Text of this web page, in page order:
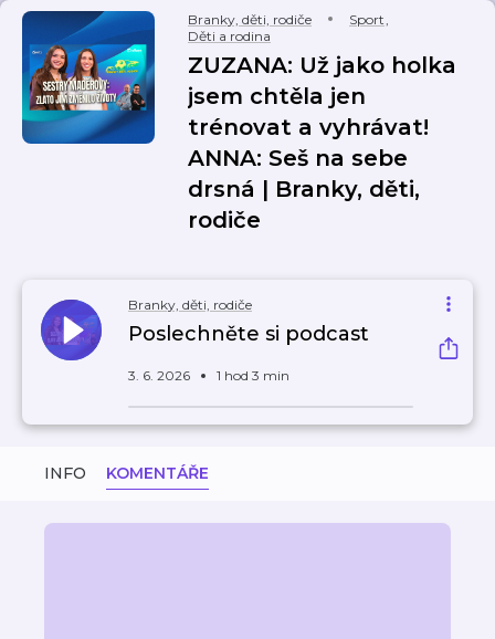
Branky, děti, rodiče Sport,
Děti a rodina
ZUZANA: Už jako holka
jsem chtěla jen
trénovat a vyhrávat!
ANNA: Seš na sebe
drsná | Branky, děti,
rodiče
Branky, děti, rodiče
Poslechněte si podcast
3. 6. 2026 1 hod 3 min
INFO KOMENTÁŘE